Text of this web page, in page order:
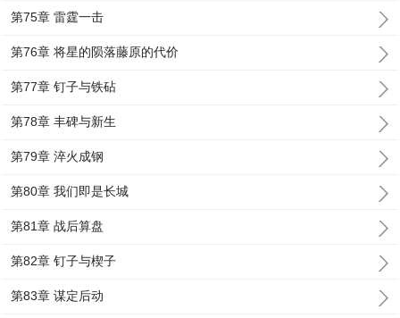
第75章 雷霆一击
第76章 将星的陨落藤原的代价
第77章 钉子与铁砧
第78章 丰碑与新生
第79章 淬火成钢
第80章 我们即是长城
第81章 战后算盘
第82章 钉子与楔子
第83章 谋定后动